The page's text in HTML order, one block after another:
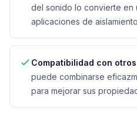
del sonido lo convierte en
aplicaciones de
Compatibilidad con
puede combinarse
para mejorar sus